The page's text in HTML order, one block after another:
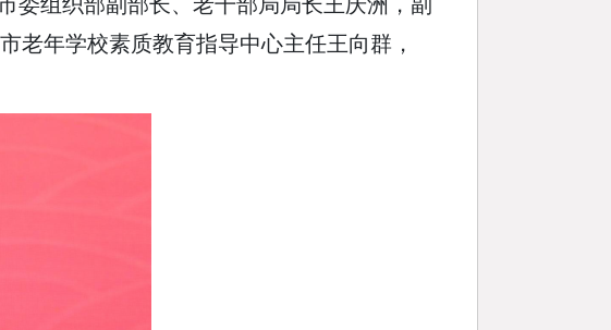
老年学校素质教育指导中心主任王向群，